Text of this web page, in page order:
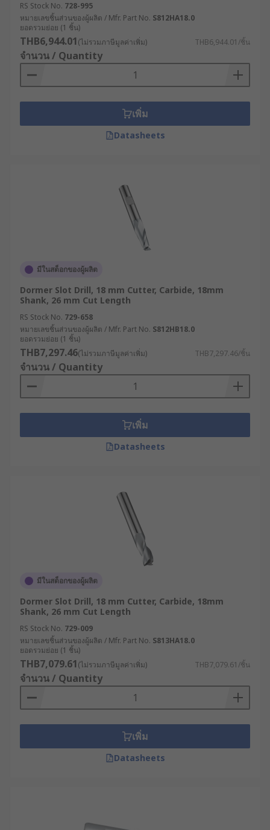
RS Stock No. 728-995
หมายเลขชิ้นส่วนของผู้ผลิต / Mfr. Part No. S812HA18.0
ยอดรวมย่อย (1 ชิ้น)
THB6,944.01(ไม่รวมภาษีมูลค่าเพิ่ม) THB6,944.01/ชิ้น
จำนวน / Quantity
เพิ่ม
Datasheets
มีในสต็อกของผู้ผลิต
Dormer Slot Drill, 18 mm Cutter, Carbide, 18mm
Shank, 26 mm Cut Length
RS Stock No. 729-658
หมายเลขชิ้นส่วนของผู้ผลิต / Mfr. Part No. S812HB18.0
ยอดรวมย่อย (1 ชิ้น)
THB7,297.46(ไม่รวมภาษีมูลค่าเพิ่ม) THB7,297.46/ชิ้น
จำนวน / Quantity
เพิ่ม
Datasheets
มีในสต็อกของผู้ผลิต
Dormer Slot Drill, 18 mm Cutter, Carbide, 18mm
Shank, 26 mm Cut Length
RS Stock No. 729-009
หมายเลขชิ้นส่วนของผู้ผลิต / Mfr. Part No. S813HA18.0
ยอดรวมย่อย (1 ชิ้น)
THB7,079.61(ไม่รวมภาษีมูลค่าเพิ่ม) THB7,079.61/ชิ้น
จำนวน / Quantity
เพิ่ม
Datasheets